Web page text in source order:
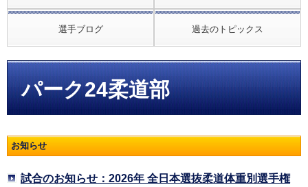
選手ブログ 過去のトピックス
パーク24柔道部
お知らせ
試合のお知らせ：2026年 全日本選抜柔道体重別選手権